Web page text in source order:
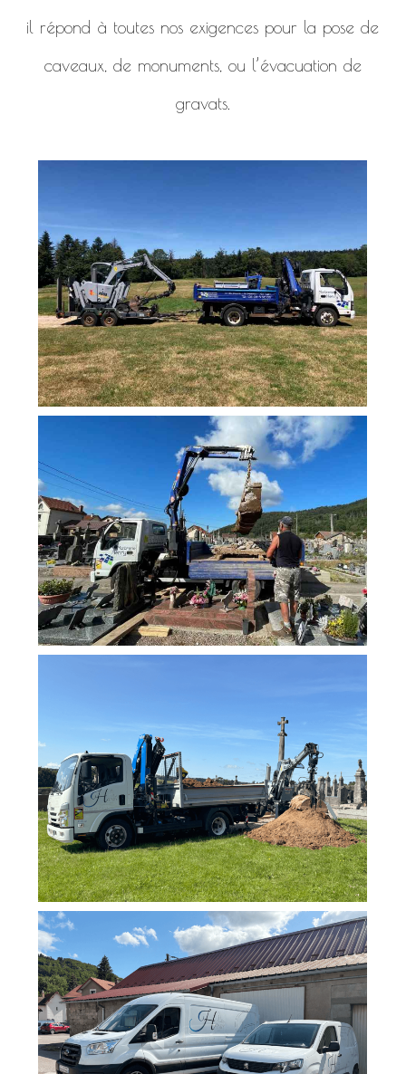
il répond à toutes nos exigences pour la pose de
caveaux, de monuments, ou l’évacuation de
gravats.